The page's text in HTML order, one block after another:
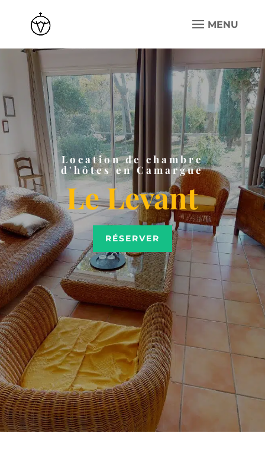
Location de chambre
d'hôtes en Camargue
Le Levant
RÉSERVER